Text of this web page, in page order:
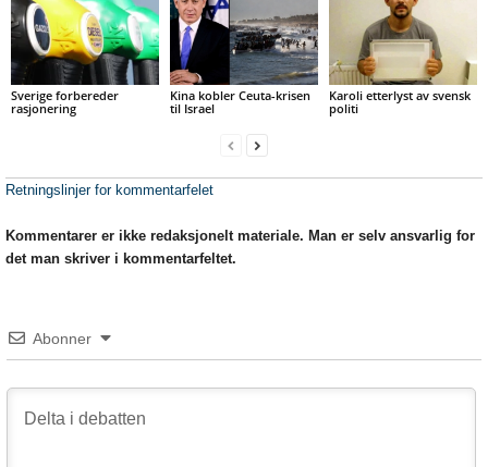
Sverige forbereder
rasjonering
Kina kobler Ceuta-krisen
til Israel
Karoli etterlyst av svensk
politi
Retningslinjer for kommentarfelet
Kommentarer er ikke redaksjonelt materiale. Man er selv ansvarlig for
det man skriver i kommentarfeltet.
Abonner